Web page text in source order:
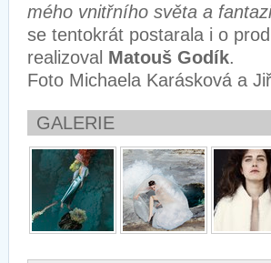
mého vnitřního světa a
se tentokrát postarala i o
realizoval Matouš Godík.
Foto Michaela Karásková a
GALERIE